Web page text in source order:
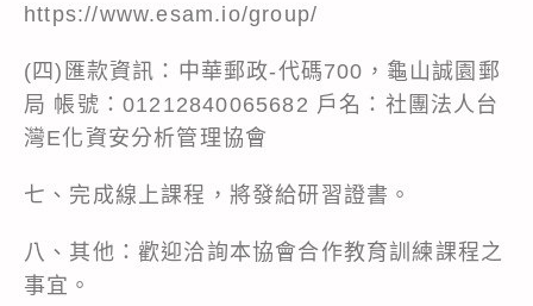
https://www.esam.io/group/
(四)匯款資訊：中華郵政-代碼700，龜山誠園郵
局 帳號：01212840065682 戶名：社團法人台
灣E化資安分析管理協會
七、完成線上課程，將發給研習證書。
八、其他：歡迎洽詢本協會合作教育訓練課程之
事宜。